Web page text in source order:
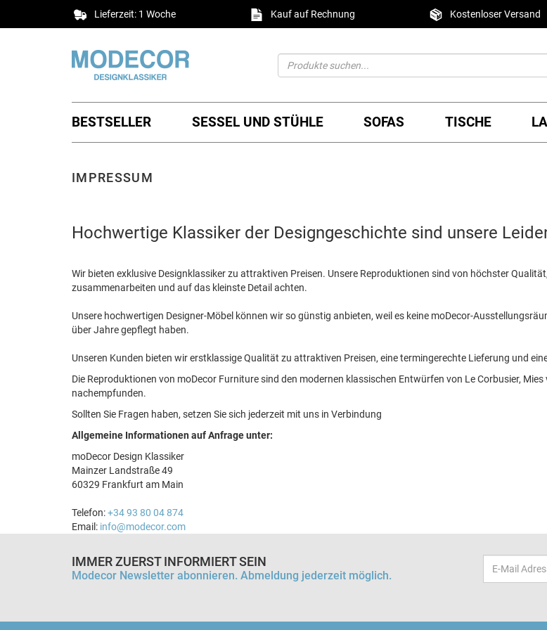
Lieferzeit: 1 Woche Kauf auf Rechnung Kostenloser Versand
BESTSELLER SESSEL UND STÜHLE SOFAS TISCHE
IMPRESSUM
Hochwertige Klassiker der Designgeschichte sind unsere
Wir bieten exklusive Designklassiker zu attraktiven Preisen. Unsere Reproduktionen sind von höchster
zusammenarbeiten und auf das kleinste Detail achten.
Unsere hochwertigen Designer-Möbel können wir so günstig anbieten, weil es keine moDecor-
über Jahre gepflegt haben.
Unseren Kunden bieten wir erstklassige Qualität zu attraktiven Preisen, eine termingerechte Lieferung und
Die Reproduktionen von moDecor Furniture sind den modernen klassischen Entwürfen von Le Corbusier,
nachempfunden.
Sollten Sie Fragen haben, setzen Sie sich jederzeit mit uns in Verbindung
Allgemeine Informationen auf Anfrage unter:
moDecor Design Klassiker
Mainzer Landstraße 49
60329 Frankfurt am Main
Telefon:+34 93 80 04 874
Email: info@modecor.com
IMMER ZUERST INFORMIERT SEIN
Modecor Newsletter abonnieren. Abmeldung jederzeit möglich.
Email-
Adresse